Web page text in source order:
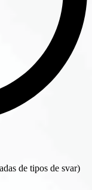
de tipos de svar)